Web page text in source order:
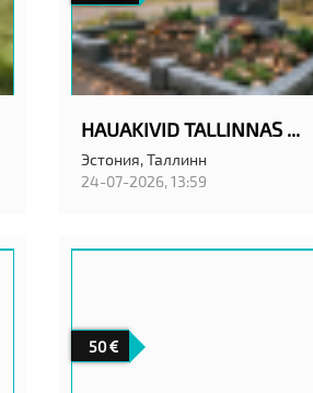
HAUAKIVID TALLINNAS ANUBIS EESTI OÜ
Эстония,Таллинн
24-07-2026, 13:59
50